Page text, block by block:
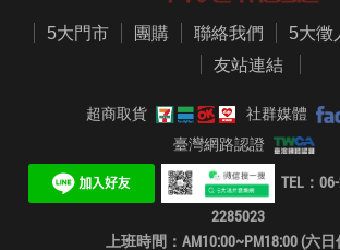
5大門市 團購 聯絡我們 5大徵
友站連結
超商取貨
社群媒體
臺灣網路認證
TEL：
2285023
上班時間：AM10:00~PM18:00 (六